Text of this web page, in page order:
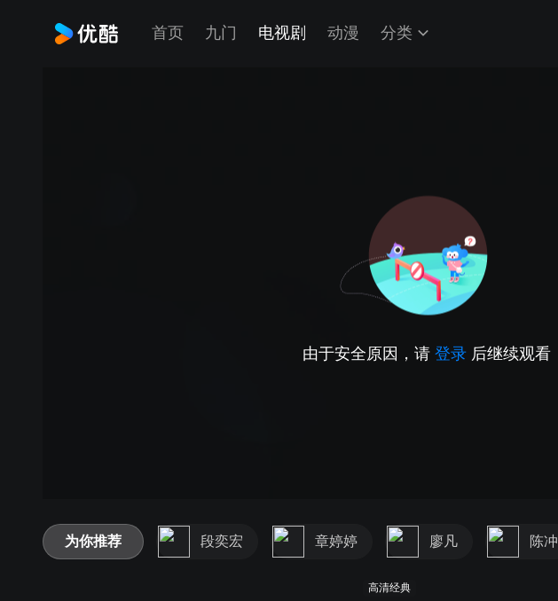
首页 九门 电视剧 动漫 分类
由于安全原因，请 登录 后继续观看
为你推荐 段奕宏 章婷婷 廖凡 陈冲
高清经典